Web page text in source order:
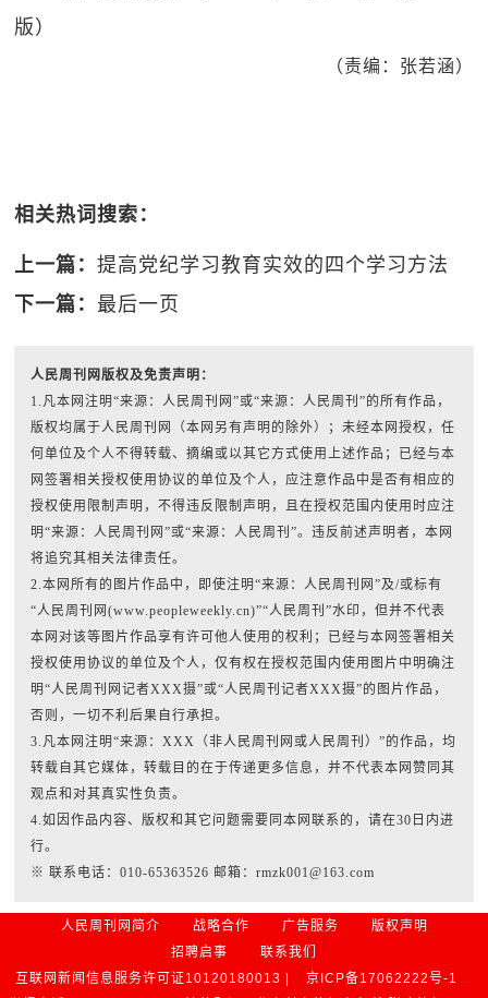
版）
（责编：张若涵）
相关热词搜索：
上一篇：提高党纪学习教育实效的四个学习方法
下一篇：最后一页
人民周刊网版权及免责声明：
1.凡本网注明“来源：人民周刊网”或“来源：人民周刊”的所有作品，
版权均属于人民周刊网（本网另有声明的除外）；未经本网授权，任
何单位及个人不得转载、摘编或以其它方式使用上述作品；已经与本
网签署相关授权使用协议的单位及个人，应注意作品中是否有相应的
授权使用限制声明，不得违反限制声明，且在授权范围内使用时应注
明“来源：人民周刊网”或“来源：人民周刊”。违反前述声明者，本网
将追究其相关法律责任。
2.本网所有的图片作品中，即使注明“来源：人民周刊网”及/或标有
“人民周刊网(www.peopleweekly.cn)”“人民周刊”水印，但并不代表
本网对该等图片作品享有许可他人使用的权利；已经与本网签署相关
授权使用协议的单位及个人，仅有权在授权范围内使用图片中明确注
明“人民周刊网记者XXX摄”或“人民周刊记者XXX摄”的图片作品，
否则，一切不利后果自行承担。
3.凡本网注明“来源：XXX（非人民周刊网或人民周刊）”的作品，均
转载自其它媒体，转载目的在于传递更多信息，并不代表本网赞同其
观点和对其真实性负责。
4.如因作品内容、版权和其它问题需要同本网联系的，请在30日内进
行。
※ 联系电话：010-65363526 邮箱：rmzk001@163.com
人民周刊网简介 战略合作 广告服务
版权声明
招聘启事
联系我们
互联网新闻信息服务许可证10120180013 |
京ICP备17062222号-1